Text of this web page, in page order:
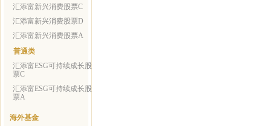
汇添富新兴消费股票C
汇添富新兴消费股票D
汇添富新兴消费股票A
普通类
汇添富ESG可持续成长股
票C
汇添富ESG可持续成长股
票A
海外基金